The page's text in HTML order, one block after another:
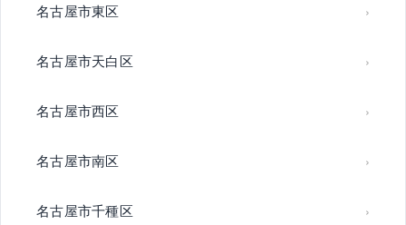
名古屋市東区
名古屋市天白区
名古屋市西区
名古屋市南区
名古屋市千種区